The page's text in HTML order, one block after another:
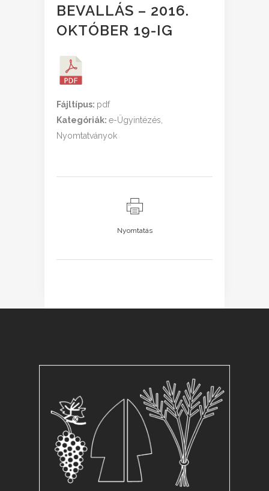
BEVALLÁS – 2016.
OKTÓBER 19-IG
Fájltípus: pdf
Kategóriák: e-Ügyintézés,
Nyomtatványok
Nyomtatás